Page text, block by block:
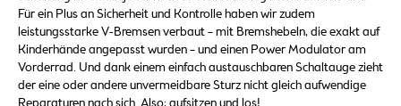
Für ein Plus an Sicherheit und Kontrolle haben wir zudem
leistungsstarke V-Bremsen verbaut – mit Bremshebeln, die exakt auf
Kinderhände angepasst wurden – und einen Power Modulator am
Vorderrad. Und dank einem einfach austauschbaren Schaltauge zieht
der eine oder andere unvermeidbare Sturz nicht gleich aufwendige